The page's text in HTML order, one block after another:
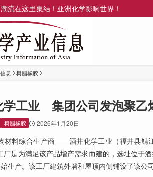
流在这里集结！亚洲化学影响世界！
息 树脂橡胶
学工业 集团公司发泡聚乙
树脂橡胶 2026年1月20日
料综合生产商——酒井化学工业（福井县鲭江
厂是为满足该产品增产需求而建的，选址位于
生产。该工厂建筑外墙和屋顶内侧铺设了该公